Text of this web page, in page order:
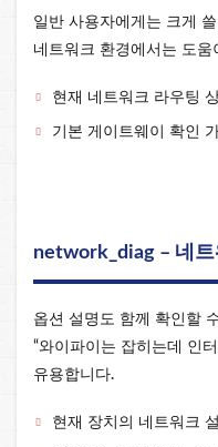
일반 사용자에게는 크게
네트워크 환경에서는 도움
현재 네트워크 라우팅
기본 게이트웨이 확인
network_diag – 네
옵션 설명도 함께 확인할
“와이파이는 잡히는데 인
유용합니다.
현재 장치의 네트워크